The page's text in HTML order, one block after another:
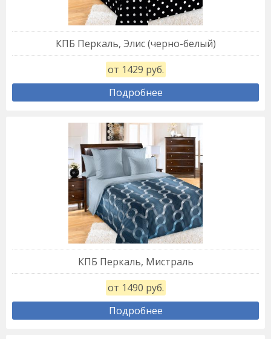
КПБ Перкаль, Элис (черно-белый)
от 1429 руб.
Подробнее
КПБ Перкаль, Мистраль
от 1490 руб.
Подробнее